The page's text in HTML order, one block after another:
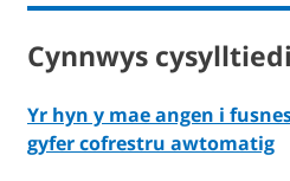
Cynnwys
Yr hyn y mae angen i
gyfer cofrestru awtomatig